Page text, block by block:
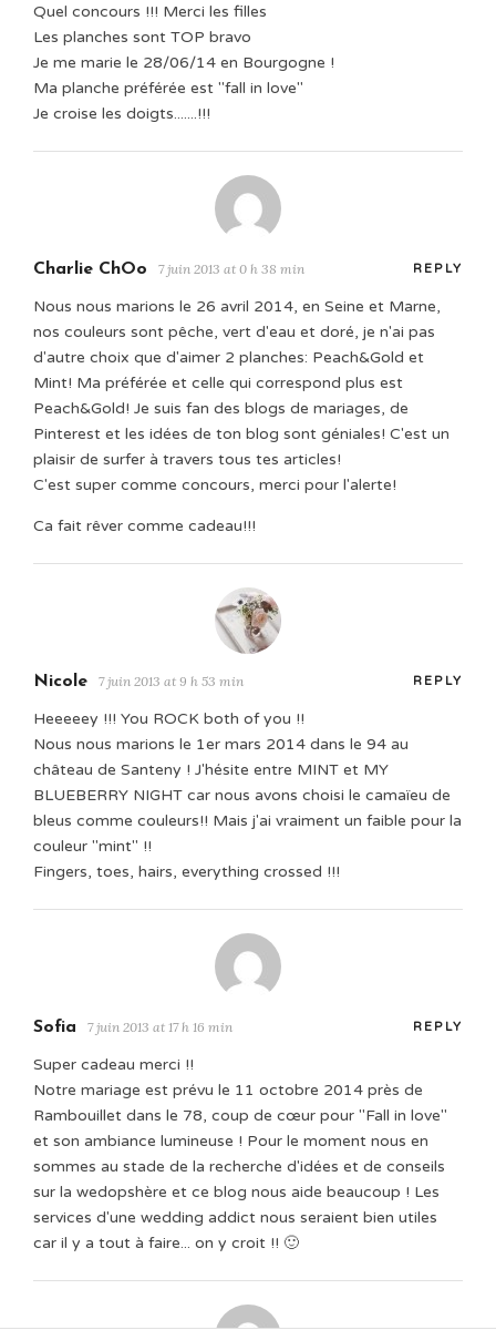
Quel concours !!! Merci les filles
Les planches sont TOP bravo
Je me marie le 28/06/14 en Bourgogne !
Ma planche préférée est "fall in love"
Je croise les doigts.......!!!
Charlie ChOo 7 juin 2013 at 0 h 38 min REPLY
Nous nous marions le 26 avril 2014, en Seine et Marne,
nos couleurs sont pêche, vert d'eau et doré, je n'ai pas
d'autre choix que d'aimer 2 planches: Peach&Gold et
Mint! Ma préférée et celle qui correspond plus est
Peach&Gold! Je suis fan des blogs de mariages, de
Pinterest et les idées de ton blog sont géniales! C'est un
plaisir de surfer à travers tous tes articles!
C'est super comme concours, merci pour l'alerte!
Ca fait rêver comme cadeau!!!
Nicole 7 juin 2013 at 9 h 53 min REPLY
Heeeeey !!! You ROCK both of you !!
Nous nous marions le 1er mars 2014 dans le 94 au
château de Santeny ! J'hésite entre MINT et MY
BLUEBERRY NIGHT car nous avons choisi le camaïeu de
bleus comme couleurs!! Mais j'ai vraiment un faible pour la
couleur "mint" !!
Fingers, toes, hairs, everything crossed !!!
Sofia 7 juin 2013 at 17 h 16 min REPLY
Super cadeau merci !!
Notre mariage est prévu le 11 octobre 2014 près de
Rambouillet dans le 78, coup de cœur pour "Fall in love"
et son ambiance lumineuse ! Pour le moment nous en
sommes au stade de la recherche d'idées et de conseils
sur la wedopshère et ce blog nous aide beaucoup ! Les
services d'une wedding addict nous seraient bien utiles
car il y a tout à faire... on y croit !! 🙂